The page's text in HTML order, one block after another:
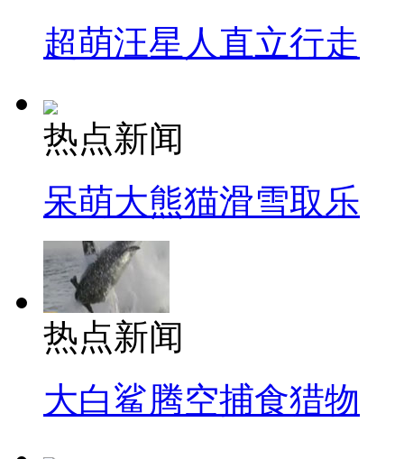
超萌汪星人直立行走
热点新闻
呆萌大熊猫滑雪取乐
热点新闻
大白鲨腾空捕食猎物